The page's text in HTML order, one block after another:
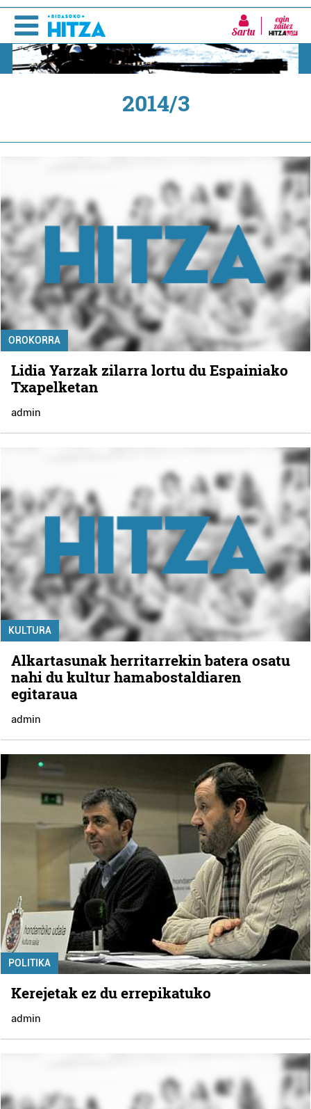
Sartu
2014/3
OROKORRA
Lidia Yarzak zilarra lortu du Espainiako
Txapelketan
admin
KULTURA
Alkartasunak herritarrekin batera osatu
nahi du kultur hamabostaldiaren
egitaraua
admin
POLITIKA
Kerejetak ez du errepikatuko
admin